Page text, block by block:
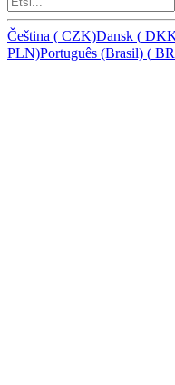
Čeština ( CZK)Dansk (
PLN)Português (Brasil) (